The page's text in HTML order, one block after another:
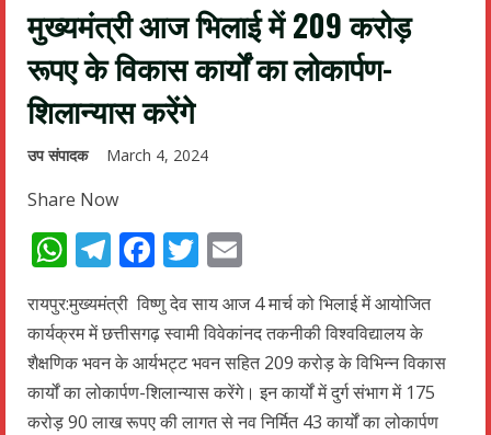
मुख्यमंत्री आज भिलाई में 209 करोड़
रूपए के विकास कार्यों का लोकार्पण-
शिलान्यास करेंगे
उप संपादक March 4, 2024
Share Now
WhatsApp
Telegram
Facebook
Twitter
रायपुर:मुख्यमंत्री विष्णु देव साय आज 4 मार्च को भिलाई में आयोजित
कार्यक्रम में छत्तीसगढ़ स्वामी विवेकांनद तकनीकी विश्वविद्यालय के
शैक्षणिक भवन के आर्यभट्ट भवन सहित 209 करोड़ के विभिन्न विकास
कार्यों का लोकार्पण-शिलान्यास करेंगे। इन कार्यों में दुर्ग संभाग में 175
करोड़ 90 लाख रूपए की लागत से नव निर्मित 43 कार्यों का लोकार्पण